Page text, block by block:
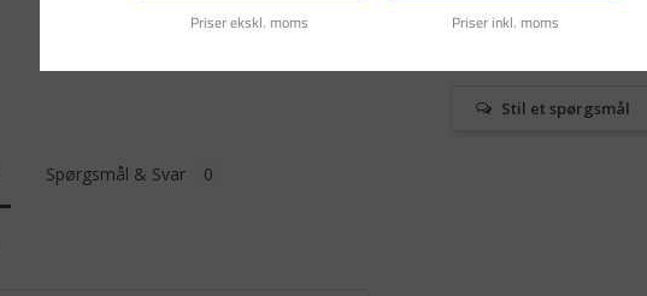
Stil et spørgsmål
Spørgsmål & Svar
Priser ekskl. moms Priser inkl. moms